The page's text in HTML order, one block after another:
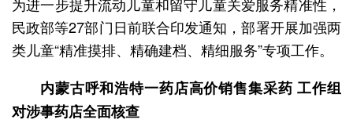
为进一步提升流动儿童和留守儿童关爱服务精准性，
民政部等27部门日前联合印发通知，部署开展加强两
类儿童“精准摸排、精确建档、精细服务”专项工作。
内蒙古呼和浩特一药店高价销售集采药 工作组
对涉事药店全面核查